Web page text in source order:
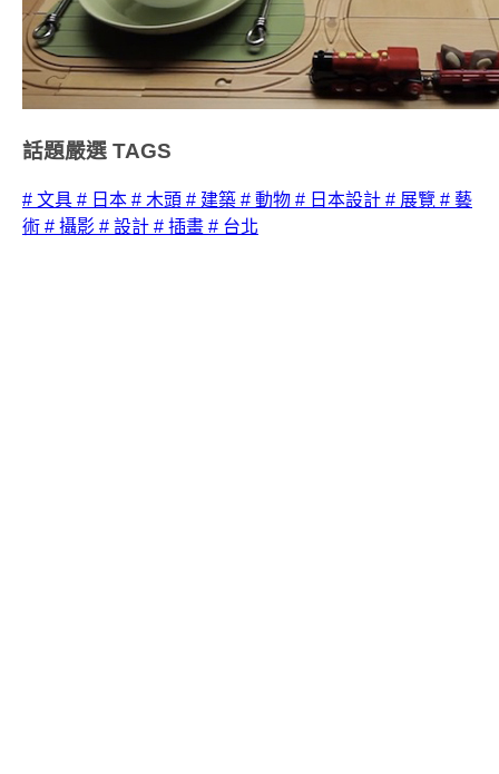
話題嚴選 TAGS
# 文具 # 日本 # 木頭 # 建築 # 動物 # 日本設計 # 展覽 # 藝
術 # 攝影 # 設計 # 插畫 # 台北